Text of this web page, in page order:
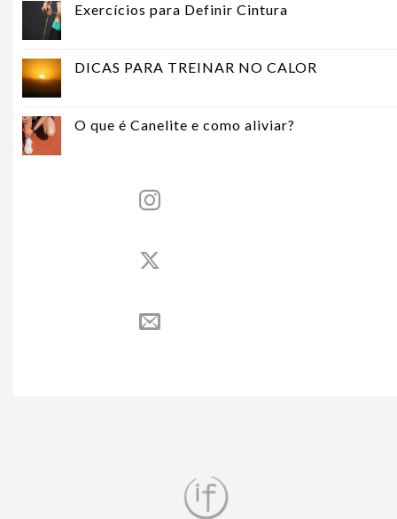
Exercícios para Definir Cintura
DICAS PARA TREINAR NO CALOR
O que é Canelite e como aliviar?